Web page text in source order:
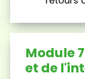
Module
et de